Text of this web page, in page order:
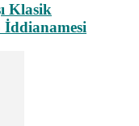
Klasik